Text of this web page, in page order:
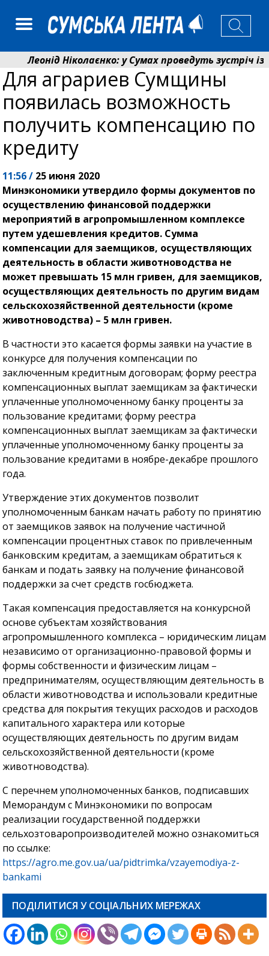
Леонід Ніколаєнко: у Сумах проведуть зустріч із
Лікарня Святого Пантелеймона отримала апарат
Для аграриев Сумщины
появилась возможность
получить компенсацию по
кредиту
11:56 / 25 июня 2020
Минэкономики утвердило формы документов по
осуществлению финансовой поддержки
мероприятий в агропромышленном комплексе
путем удешевления кредитов. Сумма
компенсации для заемщиков, осуществляющих
деятельность в области животноводства не
может превышать 15 млн гривен, для заемщиков,
осуществляющих деятельность по другим видам
сельскохозяйственной деятельности (кроме
животноводства) – 5 млн гривен.
В частности это касается формы заявки на участие в
конкурсе для получения компенсации по
заключенным кредитным договорам; форму реестра
компенсационных выплат заемщикам за фактически
уплаченные уполномоченному банку проценты за
пользование кредитами; форму реестра
компенсационных выплат заемщикам за фактически
уплаченные уполномоченному банку проценты за
пользование кредитами в ноябре-декабре прошлого
года.
Утверждение этих документов позволит
уполномоченным банкам начать работу по принятию
от заемщиков заявок на получение частичной
компенсации процентных ставок по привлеченным
банковским кредитам, а заемщикам обратиться к
банкам и подать заявку на получение финансовой
поддержки за счет средств госбюджета.
Такая компенсация предоставляется на конкурсной
основе субъектам хозяйствования
агропромышленного комплекса – юридическим лицам
независимо от организационно-правовой формы и
формы собственности и физическим лицам –
предпринимателям, осуществляющим деятельность в
области животноводства и использовали кредитные
средства для покрытия текущих расходов и расходов
капитального характера или которые
осуществляющих деятельность по другим видам
сельскохозяйственной деятельности (кроме
животноводства).
С перечнем уполномоченных банков, подписавших
Меморандум с Минэкономики по вопросам
реализации государственной поддержки
сельхозтоваропроизводителей можно ознакомиться
по ссылке:
https://agro.me.gov.ua/ua/pidtrimka/vzayemodiya-z-
bankami
ПОДІЛИТИСЯ У СОЦІАЛЬНИХ МЕРЕЖАХ